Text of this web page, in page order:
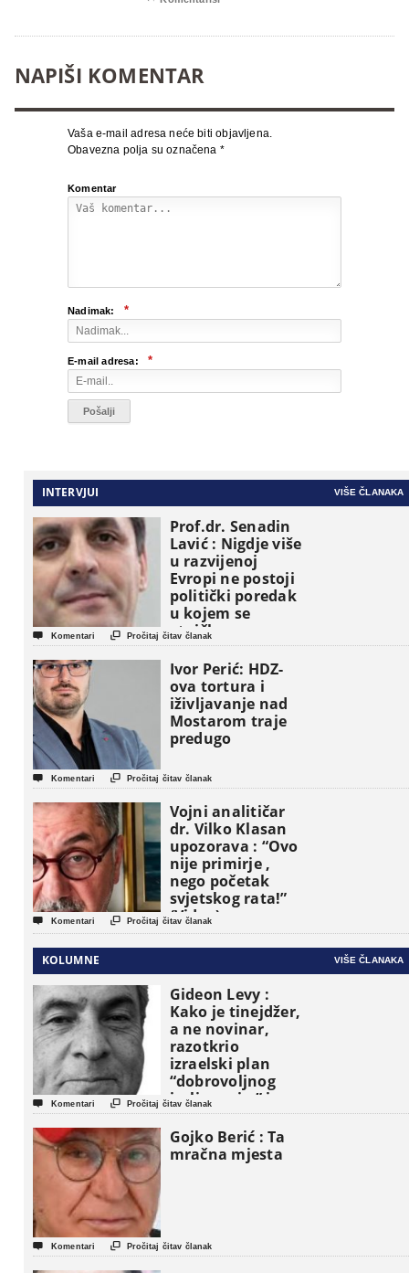
NAPIŠI KOMENTAR
Vaša e-mail adresa neće biti objavljena.
Obavezna polja su označena *
Komentar
Nadimak: *
E-mail adresa: *
INTERVJUI VIŠE ČLANAKA
Prof.dr. Senadin
Lavić : Nigdje više
u razvijenoj
Evropi ne postoji
politički poredak
u kojem se
etničke grupe
pojavljuju kao
osnovne
političke jedinice
 Komentari  Pročitaj čitav članak
Ivor Perić: HDZ-
ova tortura i
iživljavanje nad
Mostarom traje
predugo
 Komentari  Pročitaj čitav članak
Vojni analitičar
dr. Vilko Klasan
upozorava : “Ovo
nije primirje ,
nego početak
svjetskog rata!”
(Video)
 Komentari  Pročitaj čitav članak
KOLUMNE VIŠE ČLANAKA
Gideon Levy :
Kako je tinejdžer,
a ne novinar,
razotkrio
izraelski plan
“dobrovoljnog
iseljavanja ” iz
Gaze
 Komentari  Pročitaj čitav članak
Gojko Berić : Ta
mračna mjesta
 Komentari  Pročitaj čitav članak